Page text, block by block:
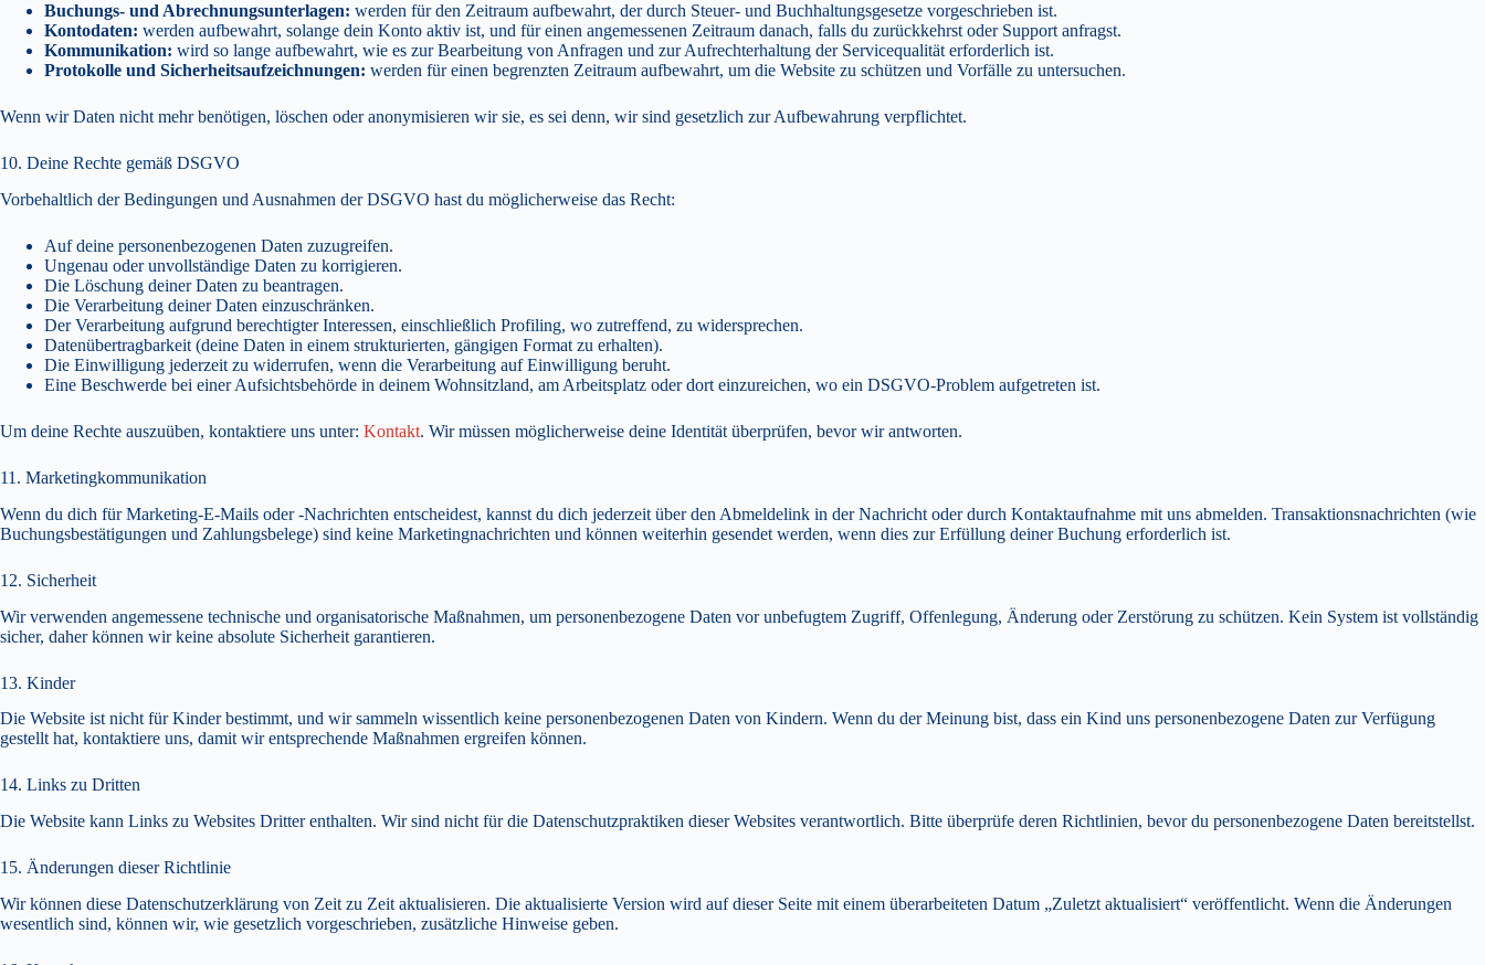
Buchungs- und Abrechnungsunterlagen: werden für den Zeitraum aufbewahrt, der durch Steuer- und Buchhaltungsgesetze vorgeschrieben ist.
Kontodaten: werden aufbewahrt, solange dein Konto aktiv ist, und für einen angemessenen Zeitraum danach, falls du zurückkehrst oder Support anfragst.
Kommunikation: wird so lange aufbewahrt, wie es zur Bearbeitung von Anfragen und zur Aufrechterhaltung der Servicequalität erforderlich ist.
Protokolle und Sicherheitsaufzeichnungen: werden für einen begrenzten Zeitraum aufbewahrt, um die Website zu schützen und Vorfälle zu untersuchen.
Wenn wir Daten nicht mehr benötigen, löschen oder anonymisieren wir sie, es sei denn, wir sind gesetzlich zur Aufbewahrung verpflichtet.
10. Deine Rechte gemäß DSGVO
Vorbehaltlich der Bedingungen und Ausnahmen der DSGVO hast du möglicherweise das Recht:
Auf deine personenbezogenen Daten zuzugreifen.
Ungenau oder unvollständige Daten zu korrigieren.
Die Löschung deiner Daten zu beantragen.
Die Verarbeitung deiner Daten einzuschränken.
Der Verarbeitung aufgrund berechtigter Interessen, einschließlich Profiling, wo zutreffend, zu widersprechen.
Datenübertragbarkeit (deine Daten in einem strukturierten, gängigen Format zu erhalten).
Die Einwilligung jederzeit zu widerrufen, wenn die Verarbeitung auf Einwilligung beruht.
Eine Beschwerde bei einer Aufsichtsbehörde in deinem Wohnsitzland, am Arbeitsplatz oder dort einzureichen, wo ein DSGVO-Problem aufgetreten ist.
Um deine Rechte auszuüben, kontaktiere uns unter: Kontakt. Wir müssen möglicherweise deine Identität überprüfen, bevor wir antworten.
11. Marketingkommunikation
Wenn du dich für Marketing-E-Mails oder -Nachrichten entscheidest, kannst du dich jederzeit über den Abmeldelink in der Nachricht oder durch Kontaktaufnahme mit uns abmelden. Transaktionsnachrichten (wie
Buchungsbestätigungen und Zahlungsbelege) sind keine Marketingnachrichten und können weiterhin gesendet werden, wenn dies zur Erfüllung deiner Buchung erforderlich ist.
12. Sicherheit
Wir verwenden angemessene technische und organisatorische Maßnahmen, um personenbezogene Daten vor unbefugtem Zugriff, Offenlegung, Änderung oder Zerstörung zu schützen. Kein System ist vollständig
sicher, daher können wir keine absolute Sicherheit garantieren.
13. Kinder
Die Website ist nicht für Kinder bestimmt, und wir sammeln wissentlich keine personenbezogenen Daten von Kindern. Wenn du der Meinung bist, dass ein Kind uns personenbezogene Daten zur Verfügung
gestellt hat, kontaktiere uns, damit wir entsprechende Maßnahmen ergreifen können.
14. Links zu Dritten
Die Website kann Links zu Websites Dritter enthalten. Wir sind nicht für die Datenschutzpraktiken dieser Websites verantwortlich. Bitte überprüfe deren Richtlinien, bevor du personenbezogene Daten bereitstellst.
15. Änderungen dieser Richtlinie
Wir können diese Datenschutzerklärung von Zeit zu Zeit aktualisieren. Die aktualisierte Version wird auf dieser Seite mit einem überarbeiteten Datum „Zuletzt aktualisiert“ veröffentlicht. Wenn die Änderungen
wesentlich sind, können wir, wie gesetzlich vorgeschrieben, zusätzliche Hinweise geben.